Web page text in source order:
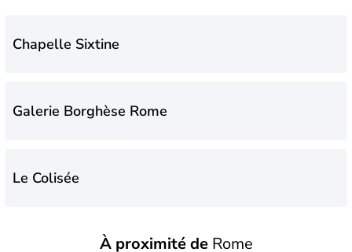
Chapelle Sixtine
Galerie Borghèse Rome
Le Colisée
À proximité deRome